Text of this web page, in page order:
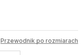
Przewodnik po rozmiarach